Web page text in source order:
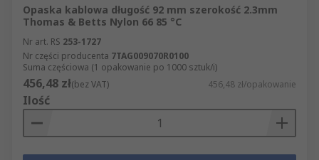
Opaska kablowa długość 92 mm szerokość 2.3mm
Thomas & Betts Nylon 66 85 °C
Nr art. RS 253-1727
Nr części producenta 7TAG009070R0100
Suma częściowa (1 opakowanie po 1000 sztuk/i)
456,48 zł(bez VAT) 456,48 zł/opakowanie
Ilość